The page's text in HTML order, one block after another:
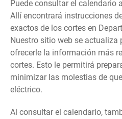
Puede consultar el calendario
Allí encontrará instrucciones
exactos de los cortes en
Nuestro sitio web se actualiza
ofrecerle la información más
cortes. Esto le permitirá
minimizar las molestias de
eléctrico.
Al consultar el calendario,